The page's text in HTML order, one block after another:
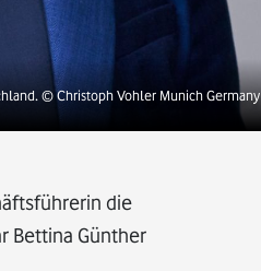
© Christoph Vohler Munich Germany
die
Bettina Günther